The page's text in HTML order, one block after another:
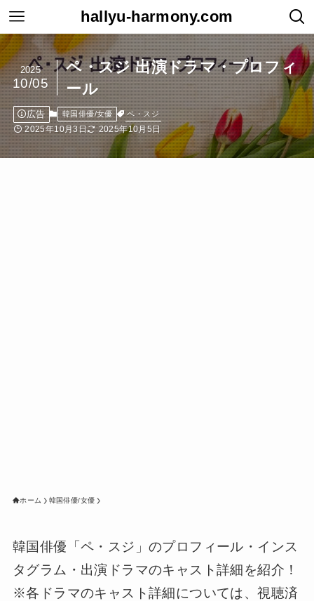
hallyu-harmony.com
ペ・スジ 出演ドラマ・プロフィ
ール
2025
10/05
広告 韓国俳優/女優 ペ・スジ
2025年10月3日 2025年10月5日
ホーム 韓国俳優/女優
韓国俳優「ペ・スジ」のプロフィール・インス
タグラム・出演ドラマのキャスト詳細を紹介！
※各ドラマのキャスト詳細については、視聴済